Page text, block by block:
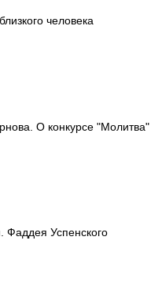
человека
О конкурсе "Молитва"
Фаддея Успенского